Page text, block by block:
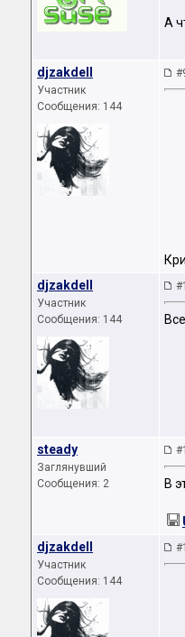
А
djzakdell
Участник
Сообщения: 144
djzakdell
Участник
Сообщения: 144
steady
Заглянувший
Сообщения: 2
В
djzakdell
Участник
Сообщения: 144